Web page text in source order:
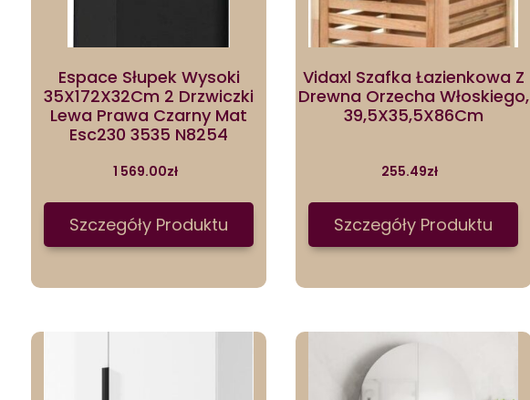
Espace Słupek Wysoki
35X172X32Cm 2 Drzwiczki
Lewa Prawa Czarny Mat
Esc230 3535 N8254
1 569.00zł
Szczegóły Produktu
Vidaxl Szafka Łazienkowa Z
Drewna Orzecha Włoskiego,
39,5X35,5X86Cm
255.49zł
Szczegóły Produktu